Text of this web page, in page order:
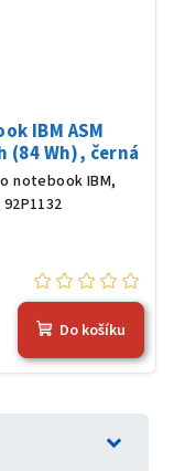
IBM ASM
(84 Wh), černá
notebook IBM,
Do košíku
expand_more